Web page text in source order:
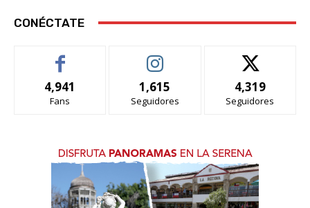
CONÉCTATE
4,941
Fans
1,615
Seguidores
4,319
Seguidores